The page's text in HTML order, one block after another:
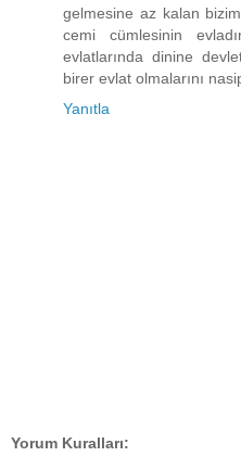
gelmesine az kalan
cemi cümlesinin
evlatlarında dinine
birer evlat olmalarını
Yanıtla
Yorum Kuralları: